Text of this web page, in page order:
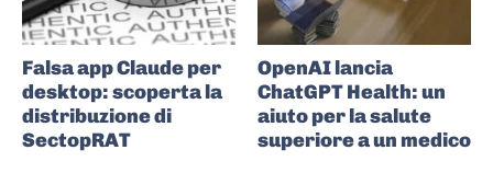
Falsa app Claude per
desktop: scoperta la
distribuzione di
SectopRAT
OpenAI lancia
ChatGPT Health: un
aiuto per la salute
superiore a un medico